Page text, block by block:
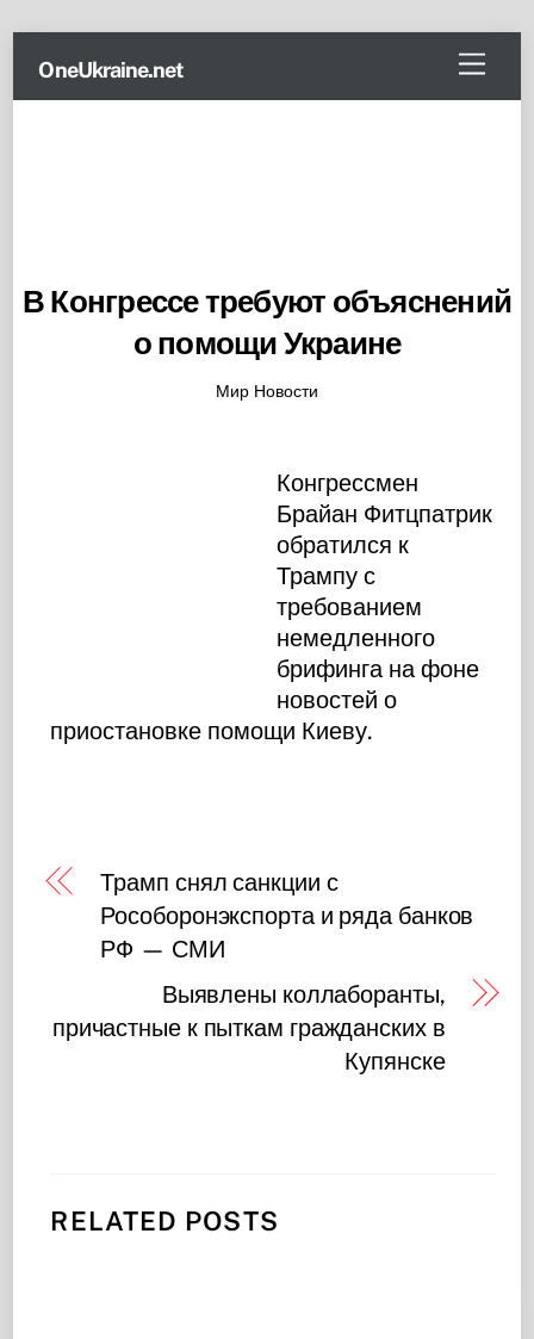
content
Menu
OneUkraine.net
В Конгрессе требуют объяснений
о помощи Украине
Мир Новости
Конгрессмен
Брайан Фитцпатрик
обратился к
Трампу с
требованием
немедленного
брифинга на фоне
новостей о
приостановке помощи Киеву.
Трамп снял санкции с
Рособоронэкспорта и ряда банков
РФ — СМИ
Выявлены коллаборанты,
причастные к пыткам гражданских в
Купянске
RELATED POSTS